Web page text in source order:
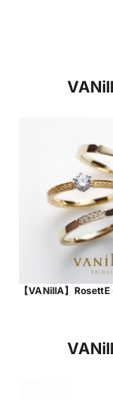
【VANillA】
が手掛けるシンプル